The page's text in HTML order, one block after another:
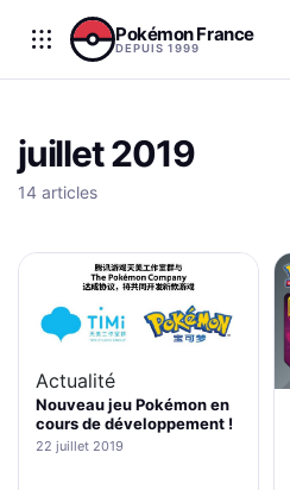
Aller au contenu
Pokémon France
DEPUIS 1999
juillet 2019
14 articles
Actualité
Nouveau jeu Pokémon en
cours de développement !
22 juillet 2019